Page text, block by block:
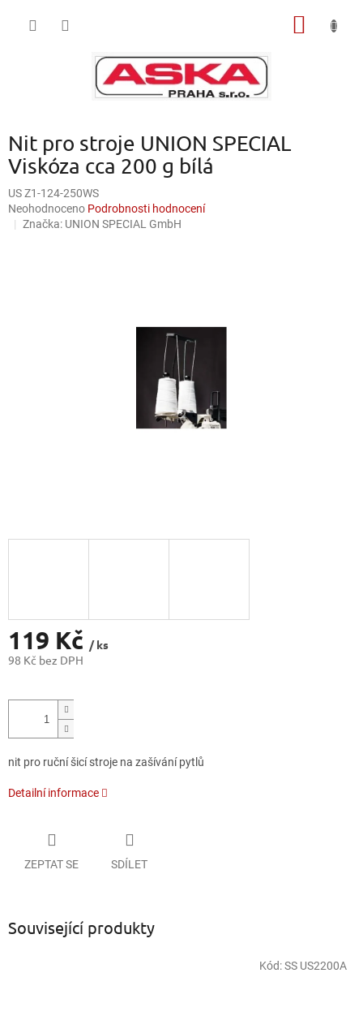
Nit pro stroje UNION SPECIAL
Viskóza cca 200 g bílá
US Z1-124-250WS
Průměrné
hodnocení
Neohodnoceno Podrobnosti hodnocení
Značka: UNION SPECIAL GmbH
119 Kč / ks
98 Kč bez DPH
cena:
nit pro ruční šicí stroje na zašívání pytlů
Detailní informace
ZEPTAT SE SDÍLET
Související produkty
Kód:SS US2200A